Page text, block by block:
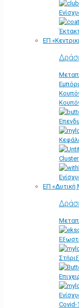
ΕΠ
ΕΠ «Δυτική
Covid-